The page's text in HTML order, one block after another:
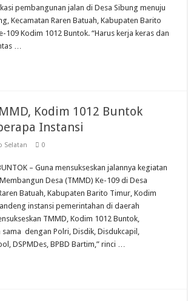
pembangunan jalan di Desa Sibung menuju
Kecamatan Raren Batuah, Kabupaten Barito
109 Kodim 1012 Buntok. “Harus kerja keras dan
…
Kodim 1012 Buntok
Instansi
Selatan 0
– Guna mensukseskan jalannya kegiatan
Desa (TMMD) Ke-109 di Desa
Batuah, Kabupaten Barito Timur, Kodim
instansi pemerintahan di daerah
TMMD, Kodim 1012 Buntok,
dengan Polri, Disdik, Disdukcapil,
DSPMDes, BPBD Bartim,” rinci …